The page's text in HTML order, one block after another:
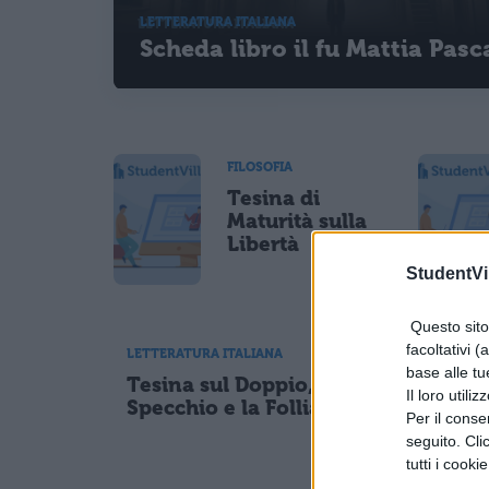
Questo
facoltativi
base alle
Il loro
Per il
seguito.
tutti i
LETTERATURA ITALIANA
Scheda libro il fu Mattia
FILOSOFIA
Tesina di
Maturità sulla
Libertà
LETTERATURA ITALIANA
Tesina sul Doppio, lo
Specchio e la Follia